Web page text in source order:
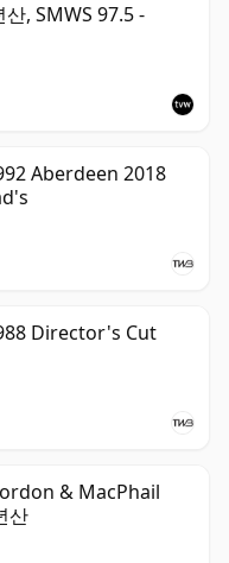
, SMWS 97.5 -
Aberdeen 2018
Director's Cut
& MacPhail
산